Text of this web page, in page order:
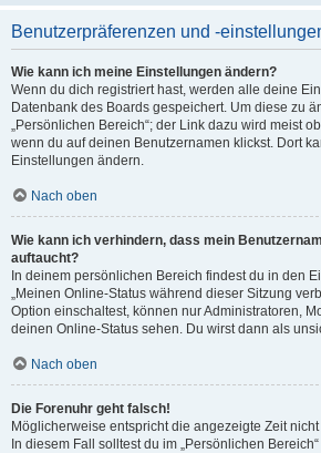
Benutzerpräferenzen und -
Wie kann ich meine Einstellungen ändern?
Wenn du dich registriert hast, werden alle deine
Datenbank des Boards gespeichert. Um diese zu
„Persönlichen Bereich“; der Link dazu wird meist
wenn du auf deinen Benutzernamen klickst. Dort
Einstellungen ändern.
Nach oben
Wie kann ich verhindern, dass mein
auftaucht?
In deinem persönlichen Bereich findest du in den
„Meinen Online-Status während dieser Sitzung
Option einschaltest, können nur Administratoren,
deinen Online-Status sehen. Du wirst dann als
Nach oben
Die Forenuhr geht falsch!
Möglicherweise entspricht die angezeigte Zeit
In diesem Fall solltest du im „Persönlichen